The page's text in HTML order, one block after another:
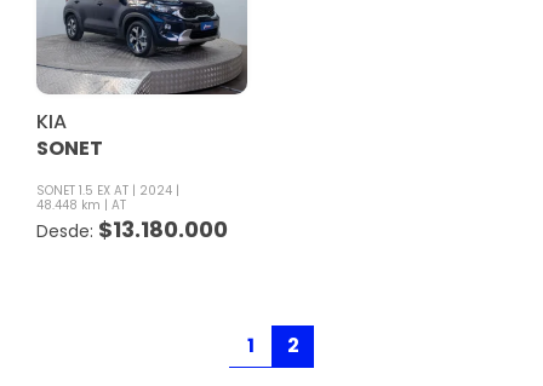
KIA
SONET
SONET 1.5 EX AT
2024
48.448 km
AT
$13.180.000
1 2